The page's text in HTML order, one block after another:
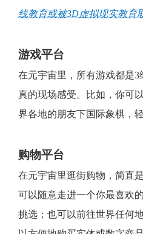
线教育或被3D虚拟现实教育
游戏平台
在元宇宙里，所有游戏都是
真的现场感受。比如，你可
界各地的朋友下国际象棋，
购物平台
在元宇宙里逛街购物，简直
可以随意走进一个你最喜欢
挑选；也可以前往世界任何